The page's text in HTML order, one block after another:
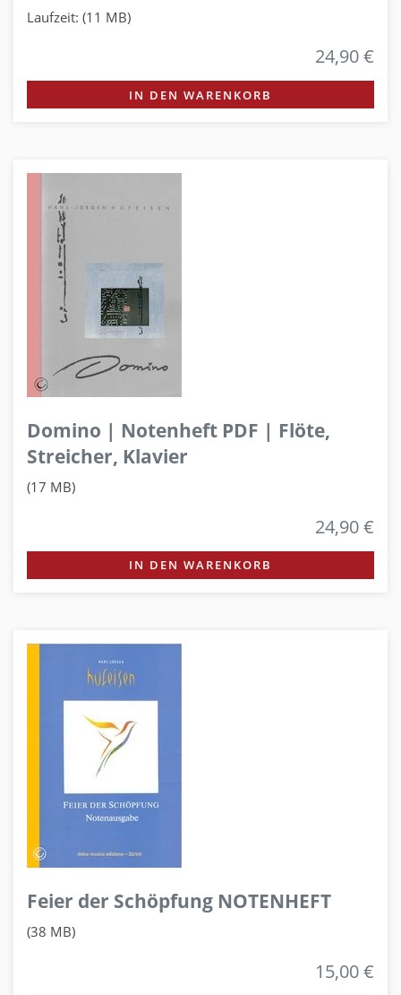
Laufzeit: (11 MB)
24,90 €
IN DEN WARENKORB
Domino | Notenheft PDF | Flöte,
Streicher, Klavier
(17 MB)
24,90 €
IN DEN WARENKORB
Feier der Schöpfung NOTENHEFT
(38 MB)
15,00 €